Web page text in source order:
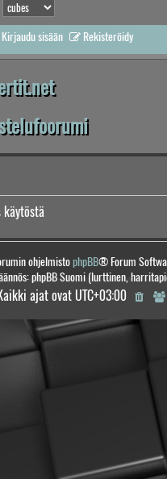
Kirjaudu sisään Rekisteröidy
ohjelmistophpBB® Forum
phpBB Suomi (lurttinen,
ajat ovat UTC+03:00